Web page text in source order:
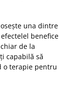
una dintre
benefice
de la
capabilă să
o terapie pentru